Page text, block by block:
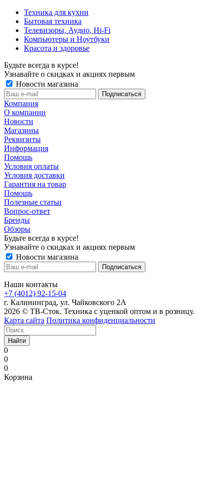
Техника для кухни
Бытовая техника
Телевизоры, Аудио, Hi-Fi
Компьютеры и Ноутбуки
Красота и здоровье
Будьте всегда в курсе!
Узнавайте о скидках и акциях первым
Новости магазина
Компания
О компании
Новости
Магазины
Реквизиты
Информация
Помощь
Условия оплаты
Условия доставки
Гарантия на товар
Помощь
Полезные статьи
Вопрос-ответ
Бренды
Обзоры
Будьте всегда в курсе!
Узнавайте о скидках и акциях первым
Новости магазина
Наши контакты
+7 (4012) 92-15-04
г. Калининград, ул. Чайковского 2А
2026 © ТВ-Сток. Техника с уценкой оптом и в розницу.
Карта сайта Политика конфиденциальности
Найти
0
0
0
Корзина